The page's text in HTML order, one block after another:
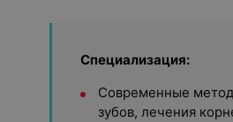
Специализация:
Современные
зубов, лечения